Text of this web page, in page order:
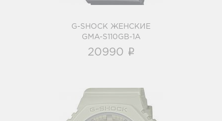
G-SHOCK ЖЕНСКИЕ
GMA-S110GB-1A
20990 i